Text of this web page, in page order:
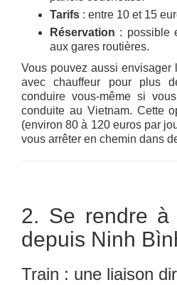
Tarifs : entre 10 et 15
Réservation : possible
aux gares routières.
Vous pouvez aussi envisager
avec chauffeur pour plus
conduire vous-même si
conduite au Vietnam. Cette
(environ 80 à 120 euros par
vous arrêter en chemin dans
2. Se rendre à
depuis Ninh
Train : une liaison